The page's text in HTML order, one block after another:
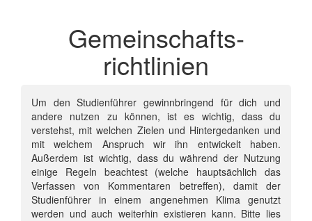
Gemeinschafts­
richtlinien
Um den Studienführer gewinnbringend für dich und
andere nutzen zu können, ist es wichtig, dass du
verstehst, mit welchen Zielen und Hintergedanken und
mit welchem Anspruch wir ihn entwickelt haben.
Außerdem ist wichtig, dass du während der Nutzung
einige Regeln beachtest (welche hauptsächlich das
Verfassen von Kommentaren betreffen), damit der
Studienführer in einem angenehmen Klima genutzt
werden und auch weiterhin existieren kann. Bitte lies